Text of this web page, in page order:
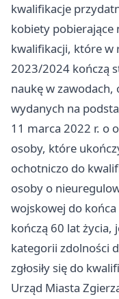
kwalifikacje
kobiety pobierające
kwalifikacji, które w
2023/2024 kończą
naukę w
wydanych na
11 marca 2022 r. o
osoby, które
ochotniczo do
osoby o
wojskowej do
kończą 60 lat życia,
kategorii zdolności
zgłosiły się do
Urząd Miasta